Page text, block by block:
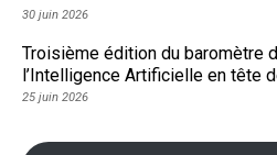
30 juin 2026
Troisième édition du baromètre
l’Intelligence Artificielle en tête
25 juin 2026